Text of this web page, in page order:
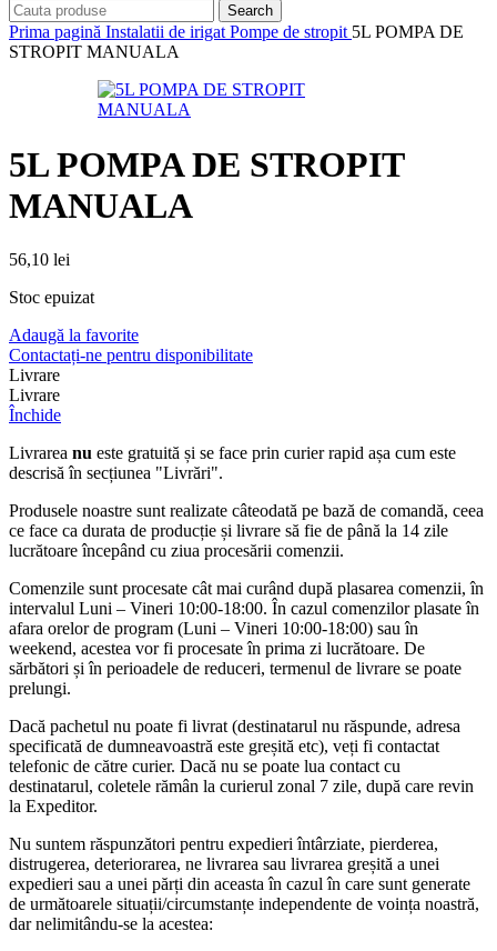
Search
Prima pagină Instalatii de irigat Pompe de stropit 5L POMPA DE
STROPIT MANUALA
5L POMPA DE STROPIT
MANUALA
56,10 lei
Stoc epuizat
Adaugă la favorite
Contactați-ne pentru disponibilitate
Livrare
Livrare
Închide
Livrarea nu este gratuită și se face prin curier rapid așa cum este
descrisă în secțiunea "Livrări".
Produsele noastre sunt realizate câteodată pe bază de comandă, ceea
ce face ca durata de producție și livrare să fie de până la 14 zile
lucrătoare începând cu ziua procesării comenzii.
Comenzile sunt procesate cât mai curând după plasarea comenzii, în
intervalul Luni – Vineri 10:00-18:00. În cazul comenzilor plasate în
afara orelor de program (Luni – Vineri 10:00-18:00) sau în
weekend, acestea vor fi procesate în prima zi lucrătoare. De
sărbători și în perioadele de reduceri, termenul de livrare se poate
prelungi.
Dacă pachetul nu poate fi livrat (destinatarul nu răspunde, adresa
specificată de dumneavoastră este greșită etc), veți fi contactat
telefonic de către curier. Dacă nu se poate lua contact cu
destinatarul, coletele rămân la curierul zonal 7 zile, după care revin
la Expeditor.
Nu suntem răspunzători pentru expedieri întârziate, pierderea,
distrugerea, deteriorarea, ne livrarea sau livrarea greșită a unei
expedieri sau a unei părți din aceasta în cazul în care sunt generate
de următoarele situații/circumstanțe independente de voința noastră,
dar nelimitându-se la acestea: